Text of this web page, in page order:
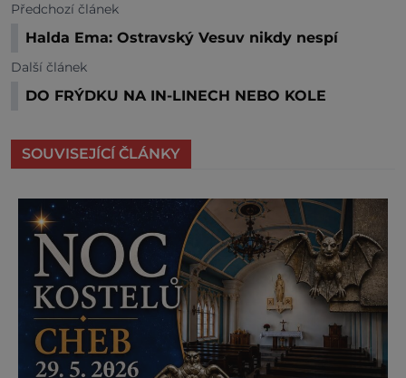
Předchozí článek
Halda Ema: Ostravský Vesuv nikdy nespí
Další článek
DO FRÝDKU NA IN-LINECH NEBO KOLE
SOUVISEJÍCÍ ČLÁNKY